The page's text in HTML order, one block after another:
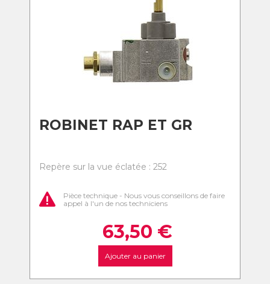
ROBINET RAP ET GR
Repère sur la vue éclatée : 252
Pièce technique - Nous vous conseillons de faire
appel à l'un de nos techniciens
63,50 €
Ajouter au panier